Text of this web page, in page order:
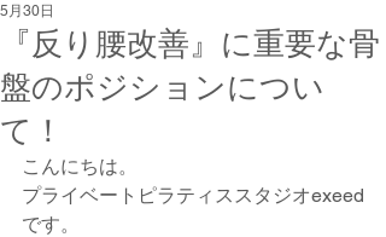
『反り腰改善』に重要な骨
盤のポジションについ
て！
5月30日
こんにちは。
プライベートピラティススタジオexeed
です。